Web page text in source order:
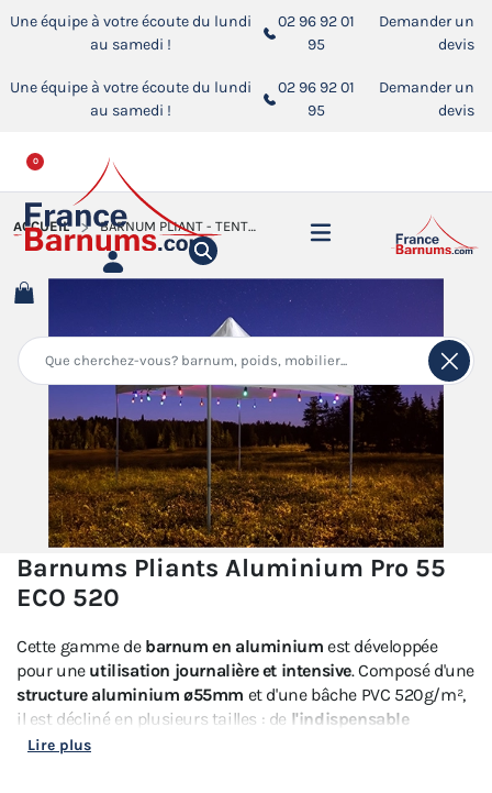
Une équipe à votre écoute du lundi
au samedi !
02 96 92 01
95
Demander un
devis
Une équipe à votre écoute du lundi
au samedi !
02 96 92 01
95
Demander un
devis
0
ACCUEIL BARNUM PLIANT - TENTE PLIANTE ALUMINIUM PRO 55 ECO 520
Barnums Pliants Aluminium Pro 55
ECO 520
Cette gamme de barnum en aluminium est développée
pour uneutilisation journalière et intensive. Composé d'une
structure aluminium ø55mm et d'une bâche PVC 520g/m²,
il est décliné en plusieurs tailles : de l'indispensable
barnum pliant 3x3
Lire plus